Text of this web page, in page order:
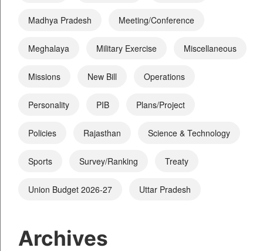
Madhya Pradesh Meeting/Conference
Meghalaya Military Exercise Miscellaneous
Missions New Bill Operations
Personality PIB Plans/Project
Policies Rajasthan Science & Technology
Sports Survey/Ranking Treaty
Union Budget 2026-27 Uttar Pradesh
Archives